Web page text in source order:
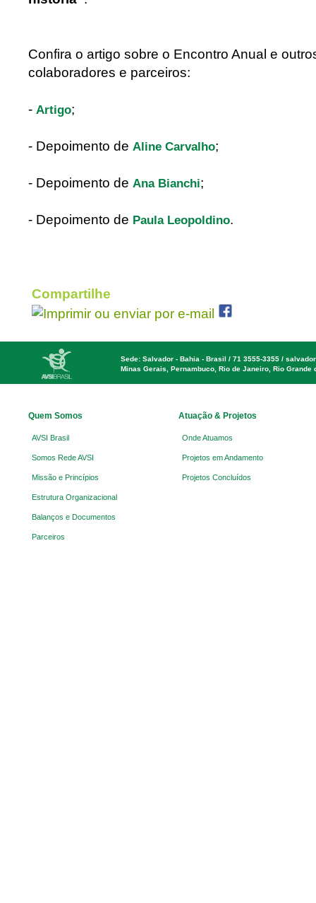
Confira o artigo sobre o Encontro Anual e
colaboradores e parceiros:
- Artigo;
- Depoimento de Aline Carvalho;
- Depoimento de Ana Bianchi;
- Depoimento de Paula Leopoldino.
Compartilhe
Sede: Salvador - Bahia - Brasil / 71 3555-3355 /
Minas Gerais, Pernambuco, Rio de Janeiro, Rio Grande
Quem Somos
AVSI Brasil
Somos Rede AVSI
Missão e Princípios
Estrutura Organizacional
Balanços e Documentos
Parceiros
Atuação & Projetos
Onde Atuamos
Projetos em Andamento
Projetos Concluídos